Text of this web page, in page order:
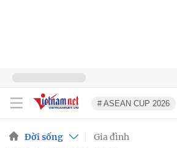
# ASEAN CUP 2026
Đời sống Gia đình